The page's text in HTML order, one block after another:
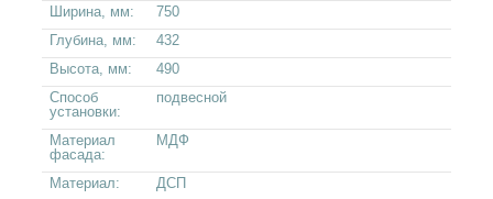
Ширина, мм:
750
Глубина, мм:
432
Высота, мм:
490
Способ
установки:
подвесной
Материал
фасада:
МДФ
Материал:
ДСП